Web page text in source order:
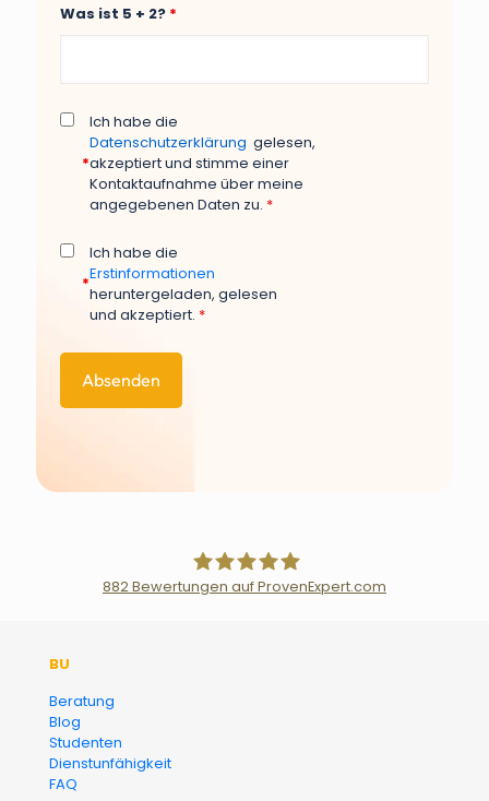
Was ist 5 + 2? *
*
Ich habe die
Datenschutzerklärung gelesen,
akzeptiert und stimme einer
Kontaktaufnahme über meine
angegebenen Daten zu. *
*
Ich habe die
Erstinformationen
heruntergeladen, gelesen
und akzeptiert. *
882Bewertungen auf ProvenExpert.com
BU
Beratung
Blog
Studenten
Dienstunfähigkeit
FAQ